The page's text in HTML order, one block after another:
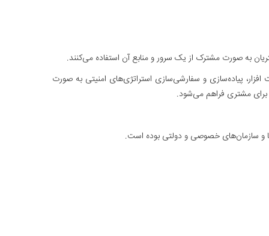
به صورت مشترک از یک سرور و منابع آن استفاده می‌کنند.
پیاده‌سازی و سفارشی‌سازی استراتژی‌های امنیتی به صورت
برای مشتری فراهم می‌شود.